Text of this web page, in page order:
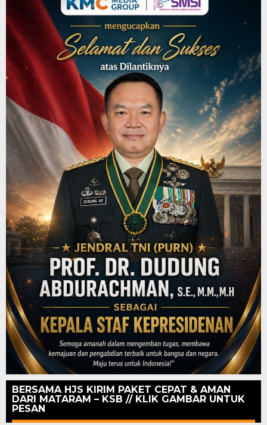
BERSAMA HJS KIRIM PAKET CEPAT & AMAN
DARI MATARAM – KSB // KLIK GAMBAR UNTUK
PESAN